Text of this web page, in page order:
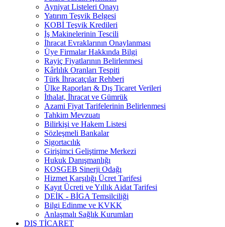
Ayniyat Listeleri Onayı
Yatırım Teşvik Belgesi
KOBİ Teşvik Kredileri
İş Makinelerinin Tescili
İhracat Evraklarının Onaylanması
Üye Firmalar Hakkında Bilgi
Rayiç Fiyatlarının Belirlenmesi
Kârlılık Oranları Tespiti
Türk İhracatçılar Rehberi
Ülke Raporları & Dış Ticaret Verileri
İthalat, İhracat ve Gümrük
Azami Fiyat Tarifelerinin Belirlenmesi
Tahkim Mevzuatı
Bilirkişi ve Hakem Listesi
Sözleşmeli Bankalar
Sigortacılık
Girişimci Geliştirme Merkezi
Hukuk Danışmanlığı
KOSGEB Sinerji Odağı
Hizmet Karşılığı Ücret Tarifesi
Kayıt Ücreti ve Yıllık Aidat Tarifesi
DEİK - BİGA Temsilciliği
Bilgi Edinme ve KVKK
Anlaşmalı Sağlık Kurumları
DIŞ TİCARET